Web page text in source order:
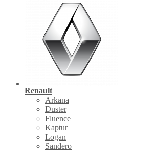
Renault
Arkana
Duster
Fluence
Kaptur
Logan
Sandero